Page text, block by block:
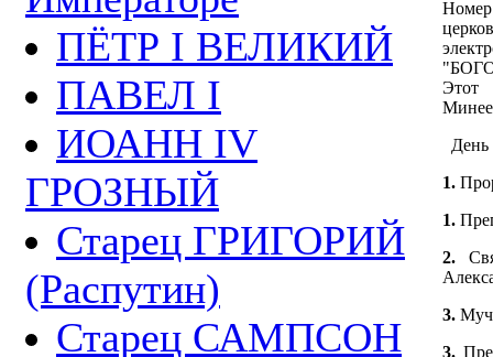
ПЁТР I ВЕЛИКИЙ
ПАВЕЛ I
ИОАНН IV
ГРОЗНЫЙ
Старец ГРИГОРИЙ
(Распутин)
Старец САМПСОН
Этот
Минее
День
1.
1.
2.
3.
3.